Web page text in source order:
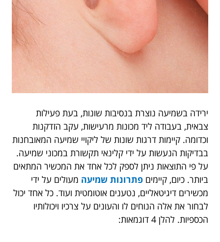
ירידה בשמיעה נוצרת בנסיבות שונות, בעת פעילות
צבאית, בעבודה ליד מכונות מרעישות, עקב הזדקנות
וכדומה. קיימות דרגות שונות של ליקויי שמיעה המאובחנות
בבדיקות הנעשות על ידי קלינאי תקשורת במכוני שמיעה.
על פי התוצאות ניתן לספק לכל אחד את המכשיר המתאים
ביותר. כיום, קיימים פתרונות שמיעה מעולים על ידי
מכשירים דיגיטאליים, נטענים אוטומטית ועוד. כל אחד יכול
לבחור את אלה הנוחים לו והעונים על צרכיו ויכולותיו
הכספיות. להלן 4 דוגמאות: